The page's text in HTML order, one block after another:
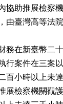
協助推展檢察
由臺灣高等法
務在新臺幣二
行案件在三案
百小時以上未
展檢察機關觀